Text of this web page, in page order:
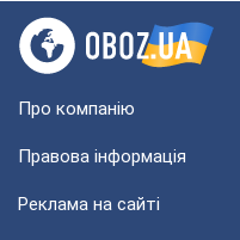
Про компанію
Правова інформація
Реклама на сайті